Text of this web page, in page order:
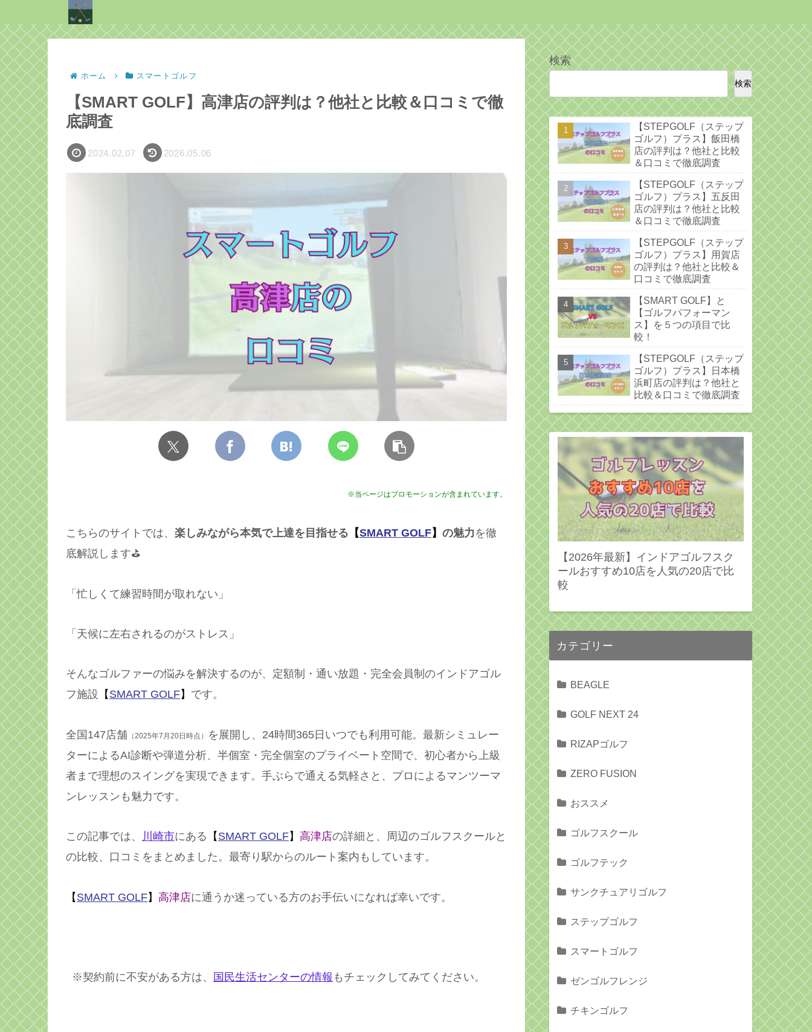
ホーム スマートゴルフ
【SMART GOLF】高津店の評判は？他社と比較＆口コミで徹
底調査
2024.02.07 2026.05.06
※当ページはプロモーションが含まれています。
こちらのサイトでは、 楽しみながら本気で上達を目指せる 【SMART GOLF】 の魅力 を徹
底解説します⛳️
「忙しくて練習時間が取れない」
「天候に左右されるのがストレス」
そんなゴルファーの悩みを解決するのが、定額制・通い放題・完全会員制のインドアゴル
フ施設 【 SMART GOLF】 です。
全国147店舗 （2025年7月20日時点）
を展開し、24時間365日いつでも利用可能。最新シミュレー
ターによるAI診断や弾道分析、半個室・完全個室のプライベート空間で、初心者から上級
者まで理想のスイングを実現できます。手ぶらで通える気軽さと、プロによるマンツーマ
ンレッスンも魅力です。
この記事では、 川崎市にある 【 SMART GOLF】 高津店の詳細と、周辺のゴルフスクールと
の比較、口コミをまとめました。最寄り駅からのルート案内もしています。
【 SMART GOLF】 高津店に通うか迷っている方のお手伝いになれば幸いです。
※契約前に不安がある方は、 国民生活センターの情報 もチェックしてみてください。
検索
検索
【STEPGOLF（ステップ
ゴルフ）プラス】飯田橋
店の評判は？他社と比較
＆口コミで徹底調査
【STEPGOLF（ステップ
ゴルフ）プラス】五反田
店の評判は？他社と比較
＆口コミで徹底調査
【STEPGOLF（ステップ
ゴルフ）プラス】用賀店
の評判は？他社と比較＆
口コミで徹底調査
【SMART GOLF】と
【ゴルフパフォーマン
ス】を５つの項目で比
較！
【STEPGOLF（ステップ
ゴルフ）プラス】日本橋
浜町店の評判は？他社と
比較＆口コミで徹底調査
【2026年最新】インドアゴルフスク
ールおすすめ10店を人気の20店で比
較
カテゴリー
BEAGLE
GOLF NEXT 24
RIZAPゴルフ
ZERO FUSION
おススメ
ゴルフスクール
ゴルフテック
サンクチュアリゴルフ
ステップゴルフ
スマートゴルフ
ゼンゴルフレンジ
チキンゴルフ